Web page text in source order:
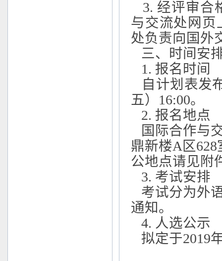
3. 经评审合
与交流处网页
处负责向国外
三、时间安
1 . 报名时间
自计划表发
五） 16:00。
2. 报名地点
国际合作与
鼎新楼A区
公地点请见附
3. 考试安排
考试分为外
通知。
4. 人选公示
拟定于2019